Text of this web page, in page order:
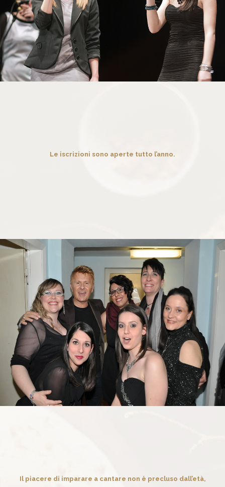
Le iscrizioni sono aperte tutto l’anno.
Il piacere di imparare a cantare non è precluso dall’età,